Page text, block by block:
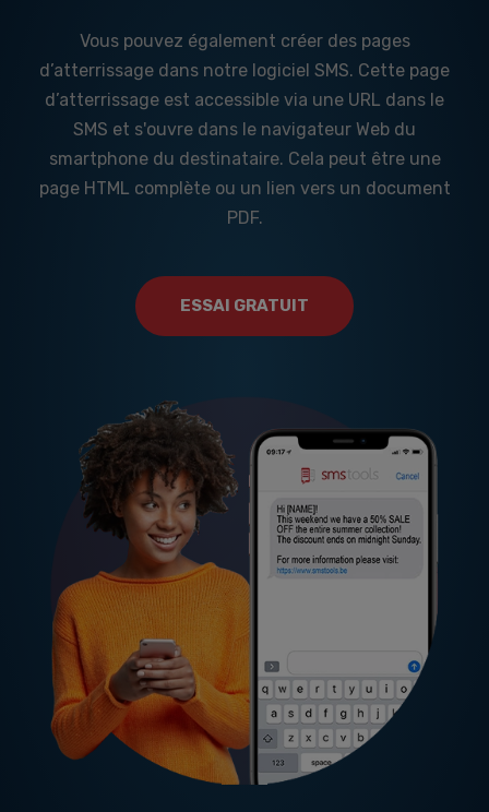
Vous pouvez également créer des pages
d’atterrissage dans notre logiciel SMS. Cette page
d’atterrissage est accessible via une URL dans le
SMS et s'ouvre dans le navigateur Web du
smartphone du destinataire. Cela peut être une
page HTML complète ou un lien vers un document
PDF.
ESSAI GRATUIT